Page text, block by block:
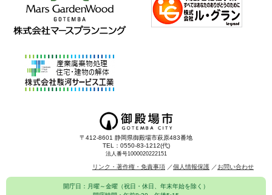
〒412-8601 静岡県御殿場市萩原483番地
TEL：0550-83-1212(代)
法人番号1000020222151
リンク・著作権・免責事項 個人情報保護 お問い合わせ
開庁日：月曜～金曜（祝日・休日、年末年始を除く）